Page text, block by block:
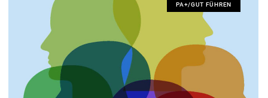
PA+/GUT FÜHREN